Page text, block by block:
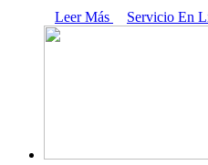
Leer Más
Servicio En